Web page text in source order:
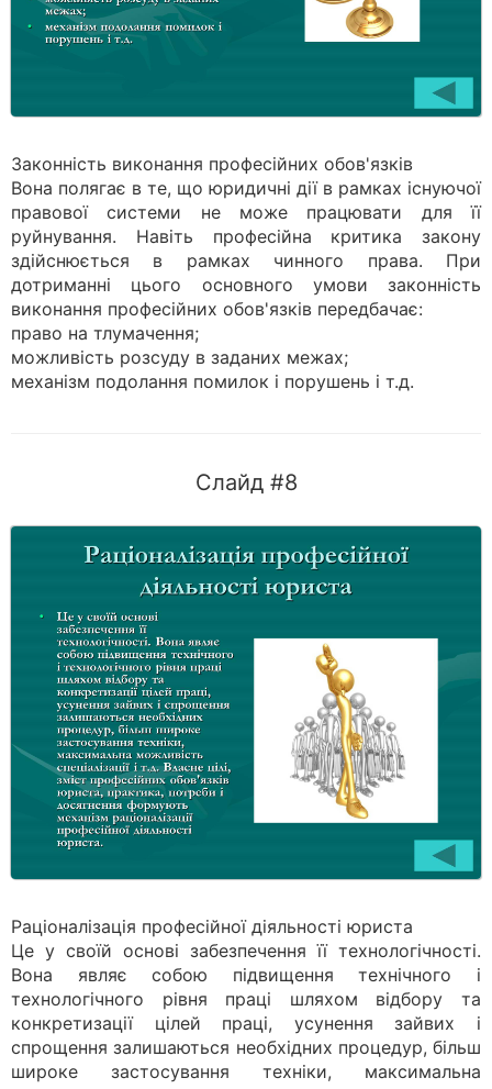
Законність виконання професійних обов'язків
Вона полягає в те, що юридичні дії в рамках існуючої
правової системи не може працювати для її
руйнування. Навіть професійна критика закону
здійснюється в рамках чинного права. При
дотриманні цього основного умови законність
виконання професійних обов'язків передбачає:
право на тлумачення;
можливість розсуду в заданих межах;
механізм подолання помилок і порушень і т.д.
Слайд #8
Раціоналізація професійної діяльності юриста
Це у своїй основі забезпечення її технологічності.
Вона являє собою підвищення технічного і
технологічного рівня праці шляхом відбору та
конкретизації цілей праці, усунення зайвих і
спрощення залишаються необхідних процедур, більш
широке застосування техніки, максимальна